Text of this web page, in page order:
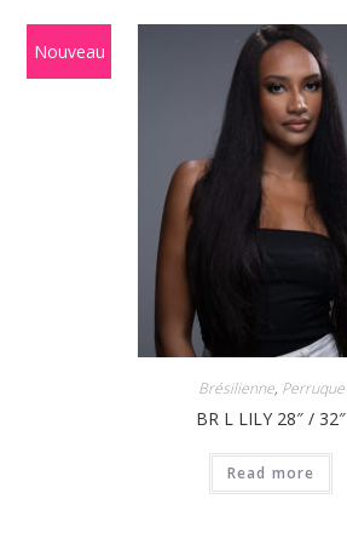
Nouveau
Brésilienne, Perruque
BR L LILY 28″ / 32″
Read more